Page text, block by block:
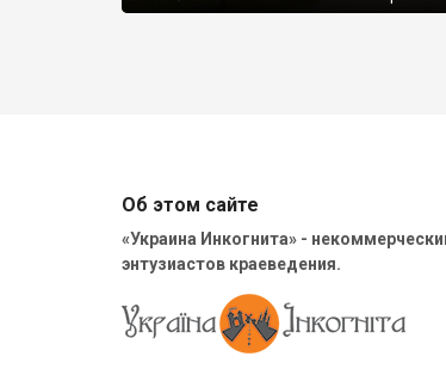
Об этом сайте
«Украина Инкогнита» -
энтузиастов краеведения.